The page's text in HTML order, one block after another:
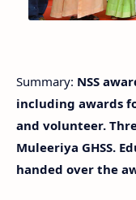
Summary: NSS
including awards
and volunteer.
Muleeriya GHSS.
handed over the